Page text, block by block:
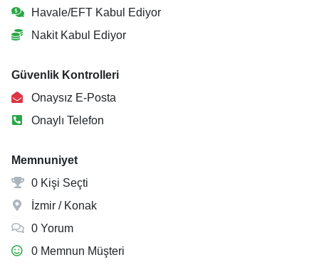
Havale/EFT Kabul Ediyor
Nakit Kabul Ediyor
Güvenlik Kontrolleri
Onaysız E-Posta
Onaylı Telefon
Memnuniyet
0 Kişi Seçti
İzmir / Konak
0 Yorum
0 Memnun Müşteri